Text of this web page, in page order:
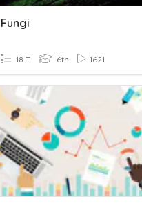
Fungi
18 T 6th 1621